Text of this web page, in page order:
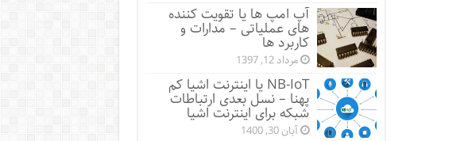
آپ امپ ها یا تقویت کننده
های عملیاتی – مدارات و
کاربرد ها
مرداد 12, 1397
NB-IoT یا اینترنت اشیا کم
پهنا – نسل بعدی ارتباطات
شبکه برای اینترنت اشیا
آبان 30, 1400